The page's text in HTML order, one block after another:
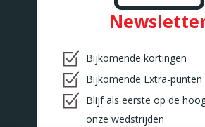
Bijkomende kortingen
Bijkomende Extra-punten
Blijf als eerste op de
onze wedstrijden